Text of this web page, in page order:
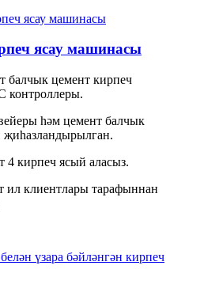
ясау машинасы
балчык цемент кирпеч
контроллеры.
һәм цемент балчык
җиһазландырылган.
4 кирпеч ясый аласыз.
ил клиентлары тарафыннан